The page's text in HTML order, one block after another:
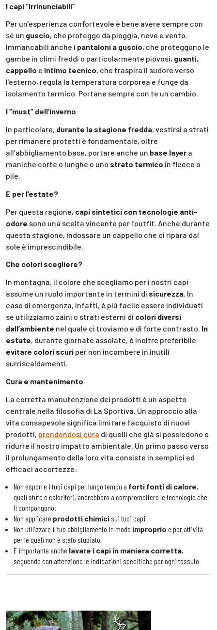
I capi “irrinunciabili”
Per un’esperienza confortevole è bene avere sempre con
sé un guscio, che protegge da pioggia, neve e vento.
Immancabili anche i pantaloni a guscio, che proteggono le
gambe in climi freddi o particolarmente piovosi, guanti,
cappello e intimo tecnico, che traspira il sudore verso
l’esterno, regola la temperatura corporea e funge da
isolamento termico. Portane sempre con te un cambio.
I “must” dell’inverno
In particolare, durante la stagione fredda, vestirsi a strati
per rimanere protetti è fondamentale, oltre
all’abbigliamento base, portare anche un base layer a
maniche corte o lunghe e uno strato termico in fleece o
pile.
E per l’estate?
Per questa ragione, capi sintetici con tecnologie anti-
odore sono una scelta vincente per l’outfit. Anche durante
questa stagione, indossare un cappello che ci ripara dal
sole è imprescindibile.
Che colori scegliere?
In montagna, il colore che scegliamo per i nostri capi
assume un ruolo importante in termini di sicurezza. In
caso di emergenza, infatti, è più facile essere individuati
se utilizziamo zaini o strati esterni di colori diversi
dall’ambiente nel quale ci troviamo e di forte contrasto. In
estate, durante giornate assolate, è inoltre preferibile
evitare colori scuri per non incombere in inutili
surriscaldamenti.
Cura e mantenimento
La corretta manutenzione dei prodotti è un aspetto
centrale nella filosofia di La Sportiva. Un approccio alla
vita consapevole significa limitare l’acquisto di nuovi
prodotti, prendendosi cura di quelli che già si possiedono e
ridurre il nostro impatto ambientale. Un primo passo verso
il prolungamento della loro vita consiste in semplici ed
efficaci accortezze:
Non esporre i tuoi capi per lungo tempo a forti fonti di calore,
quali stufe e caloriferi, andrebbero a compromettere le tecnologie che
li compongono.
Non applicare prodotti chimici sui tuoi capi
Non utilizzare il tuo abbigliamento in modo improprio e per attività
per le quali non è stato studiato
È importante anche lavare i capi in maniera corretta,
seguendo con attenzione le indicazioni specifiche per ogni tessuto